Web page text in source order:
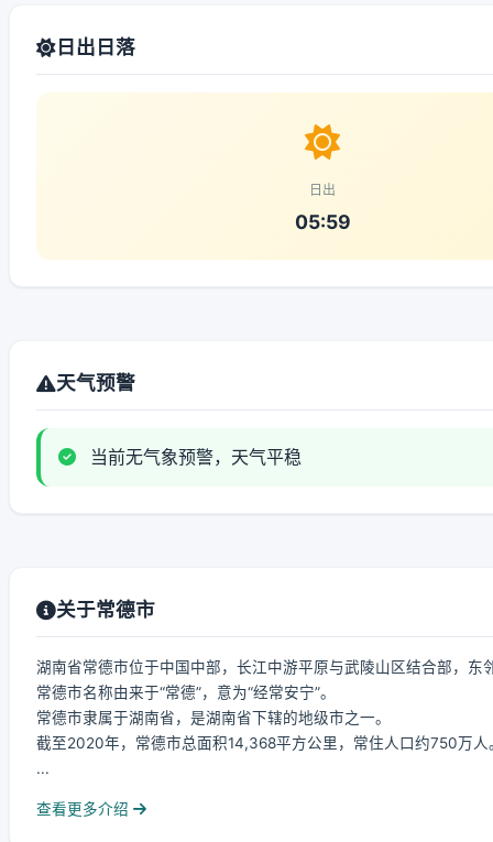
日出日落
日出
05:59
天气预警
当前无气象预警，天气平稳
关于常德市
湖南省常德市位于中国中部，长江中游平原与武陵山区结合部，
常德市名称由来于“常德”，意为“经常安宁”。
常德市隶属于湖南省，是湖南省下辖的地级市之一。
截至2020年，常德市总面积14,368平方公里，常住人口约750万人
...
查看更多介绍